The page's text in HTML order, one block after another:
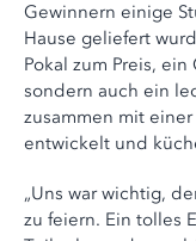
Gewinnern einige
Hause geliefert
Pokal zum Preis,
sondern auch ein
zusammen mit
entwickelt und
„Uns war wichtig,
zu feiern. Ein tolles